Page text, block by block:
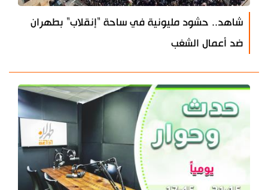
شاهد.. حشود مليونية في ساحة "إنقلاب" بطهران
ضد أعمال الشغب